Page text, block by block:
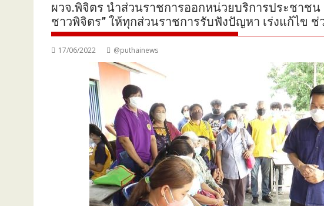
ผวจ.พิจิตร นำส่วนราชการออกหน่วยบริการประชาชน
ชาวพิจิตร” ให้ทุกส่วนราชการรับฟังปัญหา เร่งแก้ไข
17/06/2022 @puthainews